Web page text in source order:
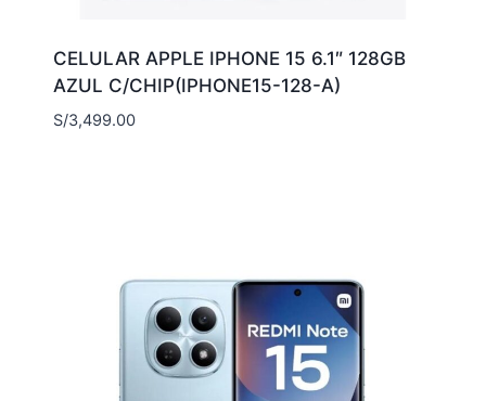
CELULAR APPLE IPHONE 15 6.1″ 128GB
AZUL C/CHIP(IPHONE15-128-A)
S/3,499.00